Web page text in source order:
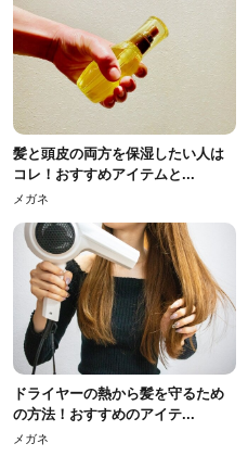
髪と頭皮の両方を保湿したい人は
コレ！おすすめアイテムと...
メガネ
ドライヤーの熱から髪を守るため
の方法！おすすめのアイテ...
メガネ